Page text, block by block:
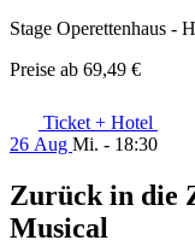
Stage Operettenhaus -
Preise ab 69,49 €
Ticket + Hotel
26 Aug Mi. - 18:30
Zurück in die
Musical